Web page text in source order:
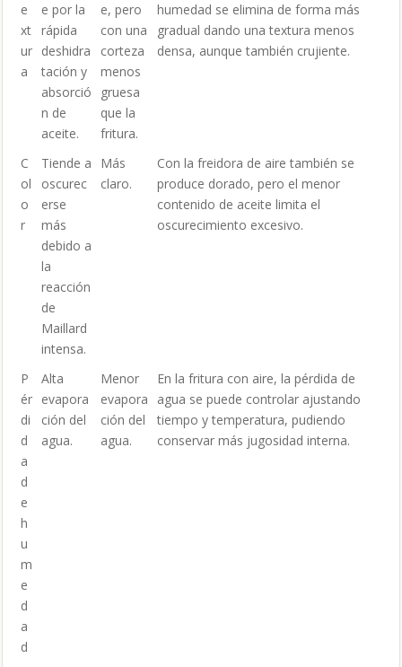
e
xt
ur
a
e por la
rápida
deshidra
tación y
absorció
n de
aceite.
e, pero
con una
corteza
menos
gruesa
que la
fritura.
humedad se elimina de forma más
gradual dando una textura menos
densa, aunque también crujiente.
C
ol
o
r
Tiende a
oscurec
erse
más
debido a
la
reacción
de
Maillard
intensa.
Más
claro.
Con la freidora de aire también se
produce dorado, pero el menor
contenido de aceite limita el
oscurecimiento excesivo.
P
ér
di
d
a
d
e
h
u
m
e
d
a
d
Alta
evapora
ción del
agua.
Menor
evapora
ción del
agua.
En la fritura con aire, la pérdida de
agua se puede controlar ajustando
tiempo y temperatura, pudiendo
conservar más jugosidad interna.